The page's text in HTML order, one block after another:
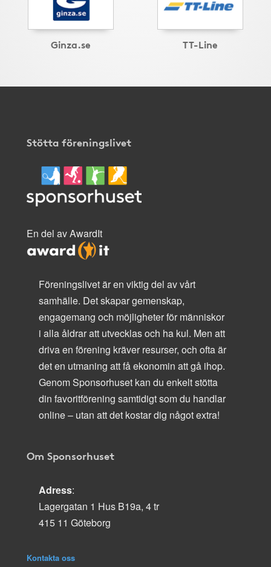
Ginza.se TT-Line
Stötta föreningslivet
En del av AwardIt
Föreningslivet är en viktig del av vårt
samhälle. Det skapar gemenskap,
engagemang och möjligheter för människor
i alla åldrar att utvecklas och ha kul. Men att
driva en förening kräver resurser, och ofta är
det en utmaning att få ekonomin att gå ihop.
Genom Sponsorhuset kan du enkelt stötta
din favoritförening samtidigt som du handlar
online – utan att det kostar dig något extra!
Om Sponsorhuset
Adress:
Lagergatan 1 Hus B19a, 4 tr
415 11 Göteborg
Kontakta oss